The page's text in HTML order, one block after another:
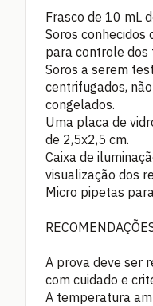
Frasco de 10 mL
Soros conhecidos
para controle dos
Soros a serem
centrifugados,
congelados.
Uma placa de
de 2,5x2,5 cm.
Caixa de
visualização dos
Micro pipetas
A prova deve ser
com cuidado e
A temperatura